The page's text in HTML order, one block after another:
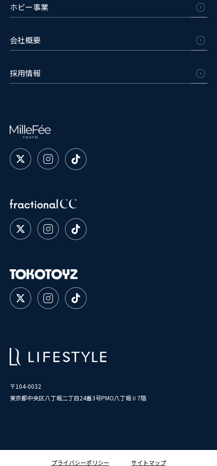
ホビー事業
会社概要
採用情報
〒104-0032
東京都中央区八丁堀二丁目24番3号PMO八丁堀Ⅱ7階
プライバシーポリシー サイトマップ